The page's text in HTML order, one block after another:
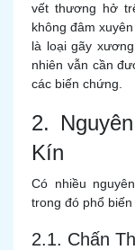
vết thương hở
không đâm
là loại gãy
nhiên vẫn cần
các biến chứng.
2.
Kín
Có nhiều
trong đó phổ biến
2.1. Chấn